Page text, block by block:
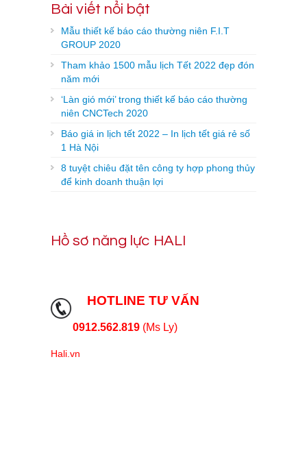
Bài viết nổi bật
Mẫu thiết kế báo cáo thường niên F.I.T
GROUP 2020
Tham khảo 1500 mẫu lịch Tết 2022 đẹp đón
năm mới
‘Làn gió mới’ trong thiết kế báo cáo thường
niên CNCTech 2020
Báo giá in lịch tết 2022 – In lịch tết giá rẻ số
1 Hà Nội
8 tuyệt chiêu đặt tên công ty hợp phong thủy
để kinh doanh thuận lợi
Hồ sơ năng lực HALI
HOTLINE TƯ VẤN
0912.562.819 (Ms Ly)
Hali.vn